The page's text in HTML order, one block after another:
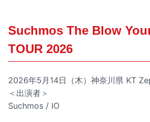
Suchmos The Blow
TOUR 2026
2026年5月14日（木）神奈川県 KT
＜出演者＞
Suchmos / IO